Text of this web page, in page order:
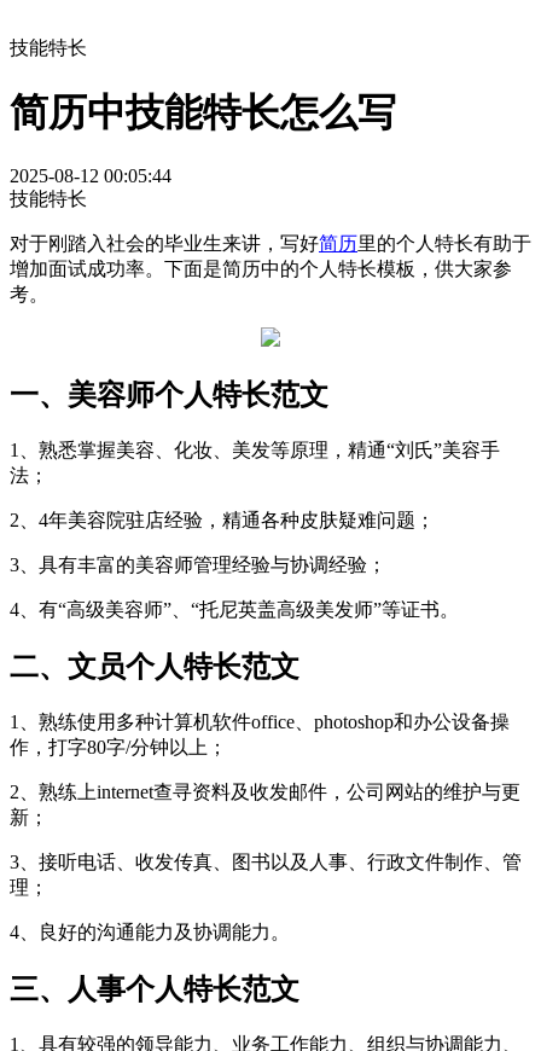
技能特长
简历中技能特长怎么写
2025-08-12 00:05:44
技能特长
对于刚踏入社会的毕业生来讲，写好简历里的个人特长有助于
增加面试成功率。下面是简历中的个人特长模板，供大家参
考。
一、美容师个人特长范文
1、熟悉掌握美容、化妆、美发等原理，精通“刘氏”美容手
法；
2、4年美容院驻店经验，精通各种皮肤疑难问题；
3、具有丰富的美容师管理经验与协调经验；
4、有“高级美容师”、“托尼英盖高级美发师”等证书。
二、文员个人特长范文
1、熟练使用多种计算机软件office、photoshop和办公设备操
作，打字80字/分钟以上；
2、熟练上internet查寻资料及收发邮件，公司网站的维护与更
新；
3、接听电话、收发传真、图书以及人事、行政文件制作、管
理；
4、良好的沟通能力及协调能力。
三、人事个人特长范文
1、具有较强的领导能力、业务工作能力、组织与协调能力、